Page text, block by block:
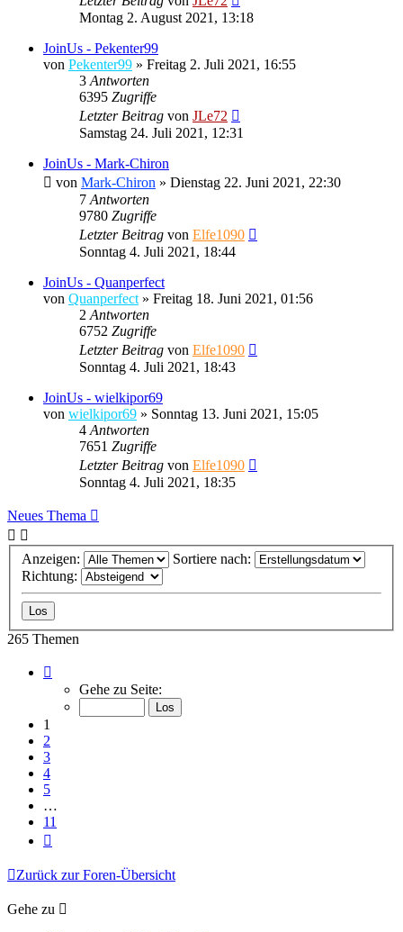
Montag 2. August 2021, 13:18
JoinUs - Pekenter99
von Pekenter99 » Freitag 2. Juli 2021, 16:55
3 Antworten
6395 Zugriffe
Letzter Beitrag von JLe72
Samstag 24. Juli 2021, 12:31
JoinUs - Mark-Chiron
von Mark-Chiron » Dienstag 22. Juni 2021, 22:30
7 Antworten
9780 Zugriffe
Letzter Beitrag von Elfe1090
Sonntag 4. Juli 2021, 18:44
JoinUs - Quanperfect
von Quanperfect » Freitag 18. Juni 2021, 01:56
2 Antworten
6752 Zugriffe
Letzter Beitrag von Elfe1090
Sonntag 4. Juli 2021, 18:43
JoinUs - wielkipor69
von wielkipor69 » Sonntag 13. Juni 2021, 15:05
4 Antworten
7651 Zugriffe
Letzter Beitrag von Elfe1090
Sonntag 4. Juli 2021, 18:35
Neues Thema
Anzeigen:
Sortiere nach:
Richtung:
265 Themen
von
Gehe zu Seite:
1
2
3
4
5
…
11
Zurück zur Foren-Übersicht
Gehe zu